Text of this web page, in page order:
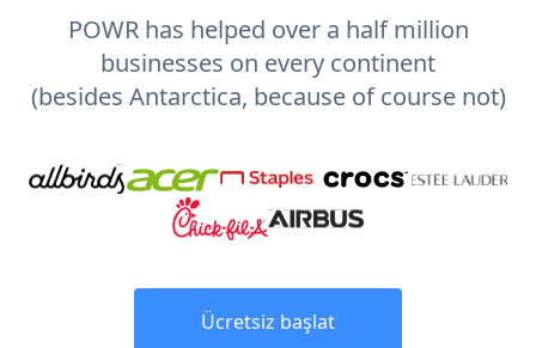
POWR has helped over a half million
businesses on every continent
(besides Antarctica, because of course not)
Ücretsiz başlat